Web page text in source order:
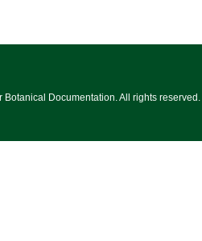
Botanical Documentation. All rights reserved.